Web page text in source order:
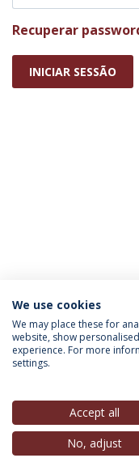
Recuperar
INICIAR SESSÃO
INFORMAÇÃO
We use cookies
We may place these for
website, show
experience. For more
settings.
Accept all
No, adjust